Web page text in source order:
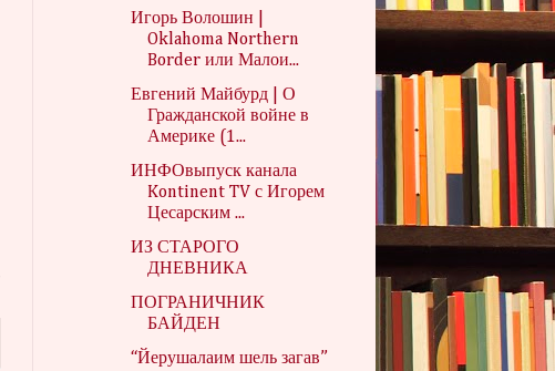
Игорь Волошин |
Oklahoma Northern
Border или Малои...
Евгений Майбурд | О
Гражданской войне в
Америке (1...
ИНФОвыпуск канала
Kontinent TV с Игорем
Цесарским ...
ИЗ СТАРОГО
ДНЕВНИКА
ПОГРАНИЧНИК
БАЙДЕН
“Йерушалаим шель загав”